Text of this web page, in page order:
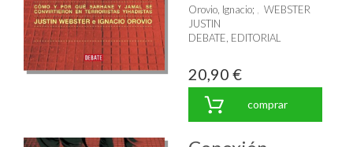
Orovio, Ignacio;
WEBSTER
JUSTIN
DEBATE, EDITORIAL
20,90 €
comprar